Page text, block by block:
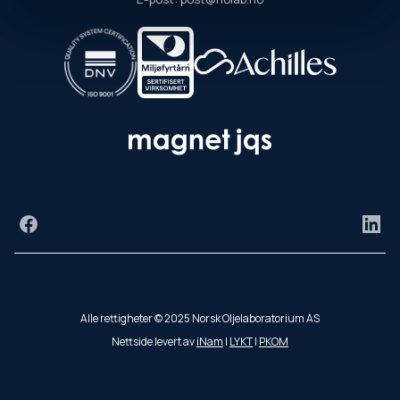
Facebook
Alle rettigheter © 2025 Norsk Oljelaboratorium AS
Nettside levert aviNam | LYKT| PKOM